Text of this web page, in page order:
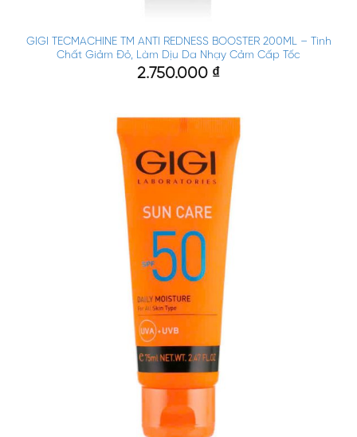
GIGI TECMACHINE TM ANTI REDNESS BOOSTER 200ML – Tinh
Chất Giảm Đỏ, Làm Dịu Da Nhạy Cảm Cấp Tốc
2.750.000 ₫